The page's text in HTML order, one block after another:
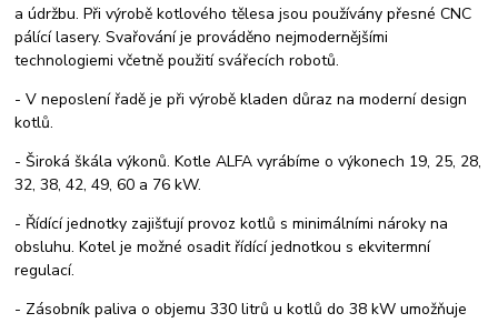
a údržbu. Při výrobě kotlového tělesa jsou používány přesné CNC
pálící lasery. Svařování je prováděno nejmodernějšími
technologiemi včetně použití svářecích robotů.
- V neposlení řadě je při výrobě kladen důraz na moderní design
kotlů.
- Široká škála výkonů. Kotle ALFA vyrábíme o výkonech 19, 25, 28,
32, 38, 42, 49, 60 a 76 kW.
- Řídící jednotky zajišťují provoz kotlů s minimálními nároky na
obsluhu. Kotel je možné osadit řídící jednotkou s ekvitermní
regulací.
- Zásobník paliva o objemu 330 litrů u kotlů do 38 kW umožňuje